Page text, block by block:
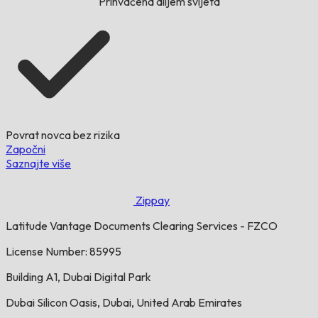
Povrat novca bez rizika
Započni
Saznajte više
Zippay
Latitude Vantage Documents Clearing Services - FZCO
License Number: 85995
Building A1, Dubai Digital Park
Dubai Silicon Oasis, Dubai, United Arab Emirates